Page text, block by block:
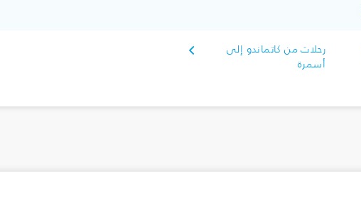
رحلات من كاتماندو إلى
أسمرة